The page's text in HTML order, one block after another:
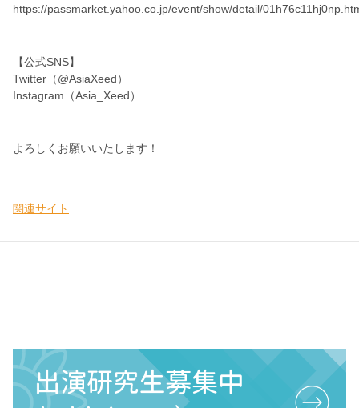
https://passmarket.yahoo.co.jp/event/show/detail/
【公式SNS】
Twitter（@AsiaXeed）
Instagram（Asia_Xeed）
よろしくお願いいたします！
関連サイト